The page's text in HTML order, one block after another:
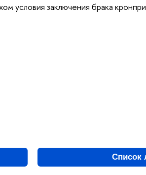
условия заключения брака
Список